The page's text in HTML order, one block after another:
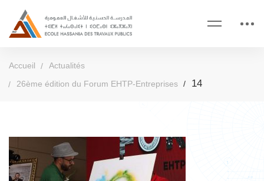
Accueil
Actualités
26ème édition du Forum EHTP-Entreprises
14